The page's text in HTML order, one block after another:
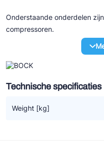
Doucette Industries
ESK Schultze
TEKLAB
Onderstaande onderdelen
compressoren.
Technische specificaties
Weight [kg]